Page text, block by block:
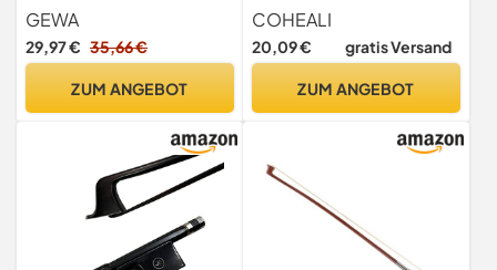
- Hartholzfrosch
GEWA
29,97 € 35,66 €
ZUM ANGEBOT
Geigenbogen – Gut
Ausbalancierter
Übungsbogen Aus
Handgefertigtes
Instrumentenzubehör Mit
Pferdehaar
COHEALI
20,09 € gratis Versand
ZUM ANGEBOT